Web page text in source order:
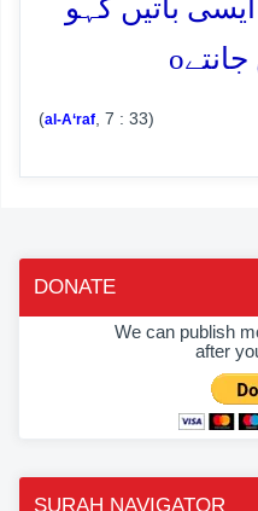
باتیں کہو
o
(al-A‘raf , 7 : 33)
DONATE
We can publish
after
SURAH NAVIGATOR